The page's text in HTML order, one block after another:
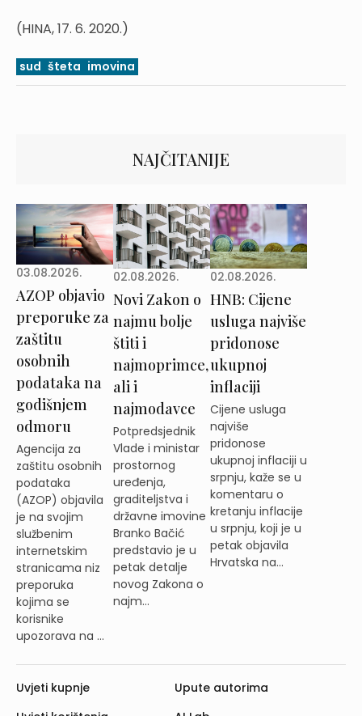
(HINA, 17. 6. 2020.)
sud šteta imovina
NAJČITANIJE
03.08.2026.
AZOP objavio
preporuke za
zaštitu
osobnih
podataka na
godišnjem
odmoru
Agencija za
zaštitu osobnih
podataka
(AZOP) objavila
je na svojim
službenim
internetskim
stranicama niz
preporuka
kojima se
korisnike
upozorava na ...
02.08.2026.
Novi Zakon o
najmu bolje
štiti i
najmoprimce,
ali i
najmodavce
Potpredsjednik
Vlade i ministar
prostornog
uređenja,
graditeljstva i
državne imovine
Branko Bačić
predstavio je u
petak detalje
novog Zakona o
najm...
02.08.2026.
HNB: Cijene
usluga najviše
pridonose
ukupnoj
inflaciji
Cijene usluga
najviše
pridonose
ukupnoj inflaciji u
srpnju, kaže se u
komentaru o
kretanju inflacije
u srpnju, koji je u
petak objavila
Hrvatska na...
Uvjeti kupnje
Upute autorima